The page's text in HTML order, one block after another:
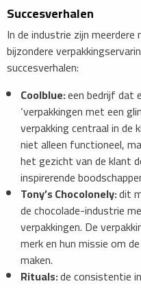
Succesverhalen
In de industrie zijn
bijzondere
succesverhalen:
Coolblue:een bedrijf dat
‘verpakkingen met een
verpakking centraal in de
niet alleen functioneel,
het gezicht van de klant
inspirerende
Tony’s Chocolonely:dit
de chocolade-industrie
verpakkingen. De
merk en hun missie om
maken.
Rituals:de consistentie